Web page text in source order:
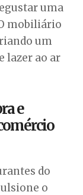
uma
mobiliário
um
lazer ao ar
e
do
o